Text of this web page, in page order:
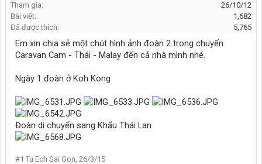
Tham gia:
26/10/12
Bài viết:
1,682
Đã được thích:
5,765
Em xin chia sẻ một chút hình ảnh đoàn 2 trong chuyến
Caravan Cam - Thái - Malay đến cả nhà mình nhé.
Ngày 1 đoàn ở Koh Kong
Đoàn di chuyển sang Khẩu Thái Lan
#1 Tu Ech Sai Gon, 26/3/15